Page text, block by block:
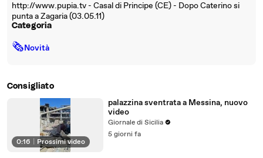
http://www.pupia.tv - Casal di Principe (CE) - Dopo Caterino si
punta a Zagaria (03.05.11)
Categoria
🗞Novità
Consigliato
0:16 Prossimi video
palazzina sventrata a Messina, nuovo
video
Giornale di Sicilia
5 giorni fa